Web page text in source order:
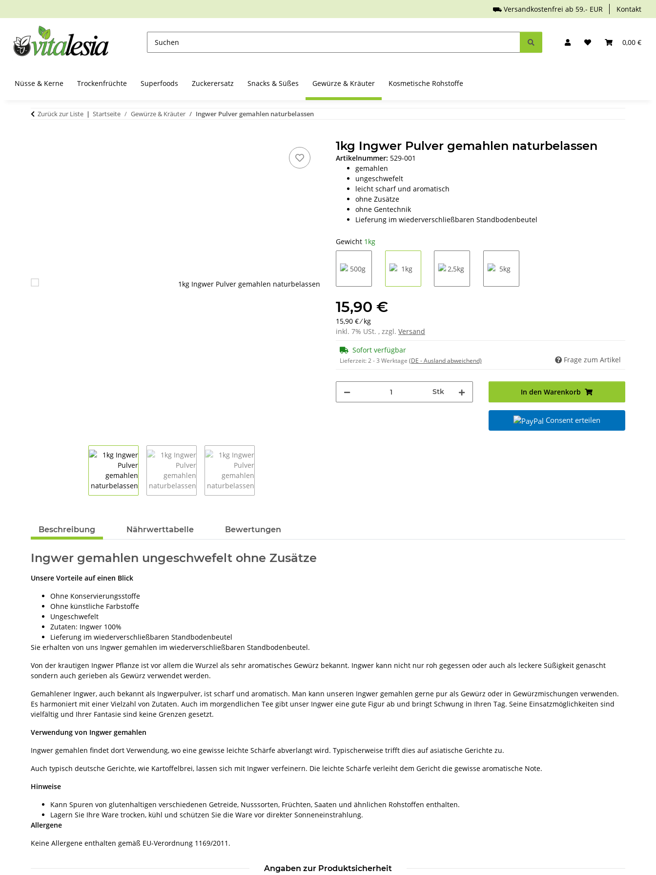
⛟ Versandkostenfrei ab 59.- EUR Kontakt
0,00 €
Nüsse & Kerne Trockenfrüchte Superfoods Zuckerersatz Snacks & Süßes Gewürze & Kräuter Kosmetische Rohstoffe
Zurück zur Liste Startseite Gewürze & Kräuter Ingwer Pulver gemahlen naturbelassen
1kg Ingwer Pulver gemahlen naturbelassen
Artikelnummer: 529-001
gemahlen
ungeschwefelt
leicht scharf und aromatisch
ohne Zusätze
ohne Gentechnik
Lieferung im wiederverschließbaren Standbodenbeutel
Gewicht 1kg
15,90 €
15,90 € ⁄ kg
inkl. 7% USt. , zzgl. Versand
Sofort verfügbar
Lieferzeit:2 - 3 Werktage (DE - Ausland abweichend) Frage zum Artikel
Stk In den Warenkorb
Consent erteilen
weitere Registerkarten anzeigen
Beschreibung Nährwerttabelle Bewertungen
Ingwer gemahlen ungeschwefelt ohne Zusätze
Unsere Vorteile auf einen Blick
Ohne Konservierungsstoffe
Ohne künstliche Farbstoffe
Ungeschwefelt
Zutaten: Ingwer 100%
Lieferung im wiederverschließbaren Standbodenbeutel
Sie erhalten von uns Ingwer gemahlen im wiederverschließbaren Standbodenbeutel.
Von der krautigen Ingwer Pflanze ist vor allem die Wurzel als sehr aromatisches Gewürz bekannt. Ingwer kann nicht nur roh gegessen oder auch als leckere Süßigkeit genascht
sondern auch gerieben als Gewürz verwendet werden.
Gemahlener Ingwer, auch bekannt als Ingwerpulver, ist scharf und aromatisch. Man kann unseren Ingwer gemahlen gerne pur als Gewürz oder in Gewürzmischungen verwenden.
Es harmoniert mit einer Vielzahl von Zutaten. Auch im morgendlichen Tee gibt unser Ingwer eine gute Figur ab und bringt Schwung in Ihren Tag. Seine Einsatzmöglichkeiten sind
vielfältig und Ihrer Fantasie sind keine Grenzen gesetzt.
Verwendung von Ingwer gemahlen
Ingwer gemahlen findet dort Verwendung, wo eine gewisse leichte Schärfe abverlangt wird. Typischerweise trifft dies auf asiatische Gerichte zu.
Auch typisch deutsche Gerichte, wie Kartoffelbrei, lassen sich mit Ingwer verfeinern. Die leichte Schärfe verleiht dem Gericht die gewisse aromatische Note.
Hinweise
Kann Spuren von glutenhaltigen verschiedenen Getreide, Nusssorten, Früchten, Saaten und ähnlichen Rohstoffen enthalten.
Lagern Sie Ihre Ware trocken, kühl und schützen Sie die Ware vor direkter Sonneneinstrahlung.
Allergene
Keine Allergene enthalten gemäß EU-Verordnung 1169/2011.
Angaben zur Produktsicherheit